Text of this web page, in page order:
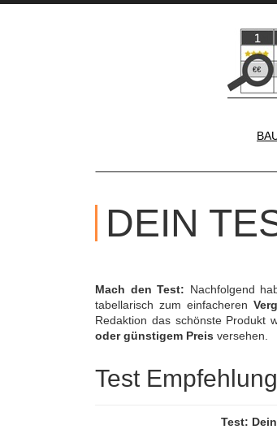
DEIN
Mach den Test: Nachfolgend
tabellarisch zum einfacheren
Redaktion das schönste Produkt
oder günstigem Preis versehen.
Test
Test: